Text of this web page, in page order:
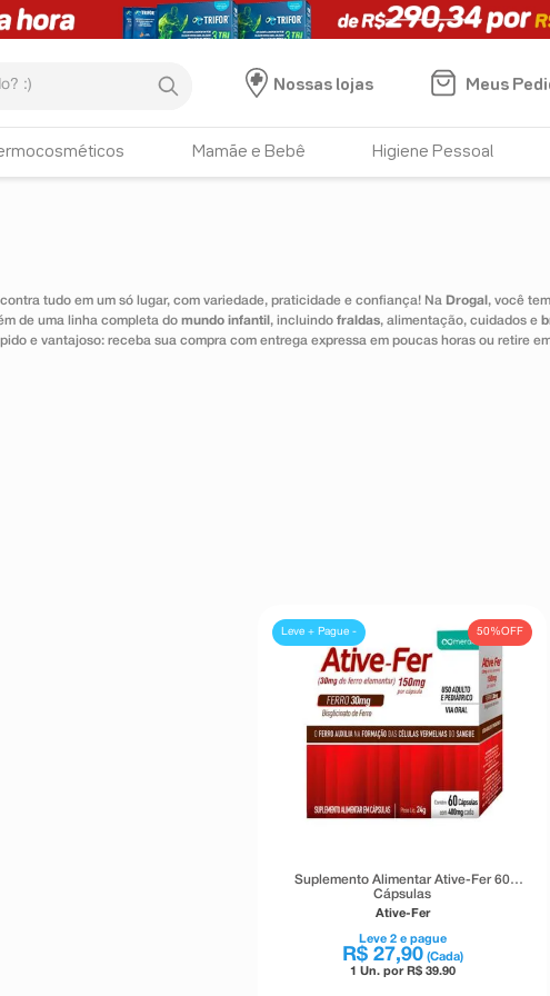
Nossas lojas
Meus
Mamãe e Bebê Higiene Pessoal
tudo em um só lugar, com variedade, praticidade e confiança! Na Drogal , você
de uma linha completa do mundo infantil , incluindo fraldas, alimentação, cuidados e
e vantajoso: receba sua compra com entrega expressa em poucas horas ou retire
50%OFF
Leve + Pague -
Suplemento Alimentar Ative-Fer 60
Cápsulas
Ative-Fer
Leve 2e pague
R$ 27,90 (Cada)
1 Un. por R$ 39.90